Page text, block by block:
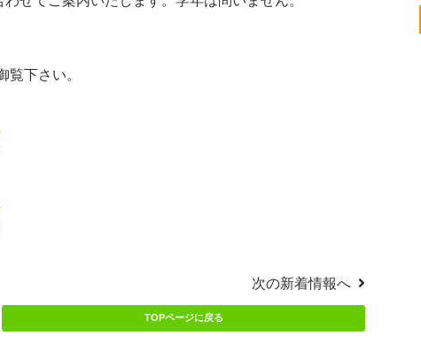
覧下さい。
次の新着情報へ
TOPページに戻る